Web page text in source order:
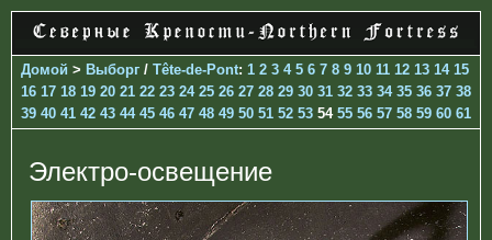
Домой > Выборг / Tête-de-Pont: 1 2 3 4 5 6 7 8 9 10 11 12 13 14 15
16 17 18 19 20 21 22 23 24 25 26 27 28 29 30 31 32 33 34 35 36 37 38
39 40 41 42 43 44 45 46 47 48 49 50 51 52 53 54 55 56 57 58 59 60 61
Электро-освещение